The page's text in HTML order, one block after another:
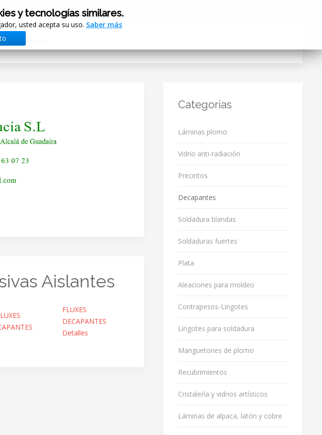
Aislantes
FLUXES
DECAPANTES
Detalles
Categorias
Láminas plomo
Vidrio anti-radiación
Precintos
Decapantes
Soldadura blandas
Soldaduras fuertes
Plata
Aleaciones para moldeo
Contrapesos-Lingotes
Lingotes para soldadura
Manguetones de plomo
Recubrimientos
Cristalería y vidrios artísticos
Láminas de alpaca, latón y cobre
y tecnologías similares.
usted acepta su uso. Saber más